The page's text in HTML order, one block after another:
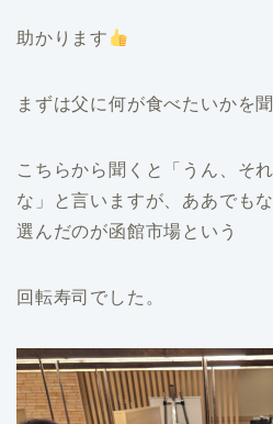
助かります
まずは父に何が食べたいかを
こちらから聞くと「うん、そ
な」と言いますが、ああでも
選んだのが函館市場という
回転寿司でした。